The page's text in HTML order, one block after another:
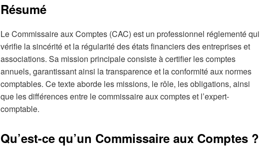
Résumé
Le Commissaire aux Comptes (CAC) est un professionnel réglementé qui
vérifie la sincérité et la régularité des états financiers des entreprises et
associations. Sa mission principale consiste à certifier les comptes
annuels, garantissant ainsi la transparence et la conformité aux normes
comptables. Ce texte aborde les missions, le rôle, les obligations, ainsi
que les différences entre le commissaire aux comptes et l’expert-
comptable.
Qu’est-ce qu’un Commissaire aux Comptes ?